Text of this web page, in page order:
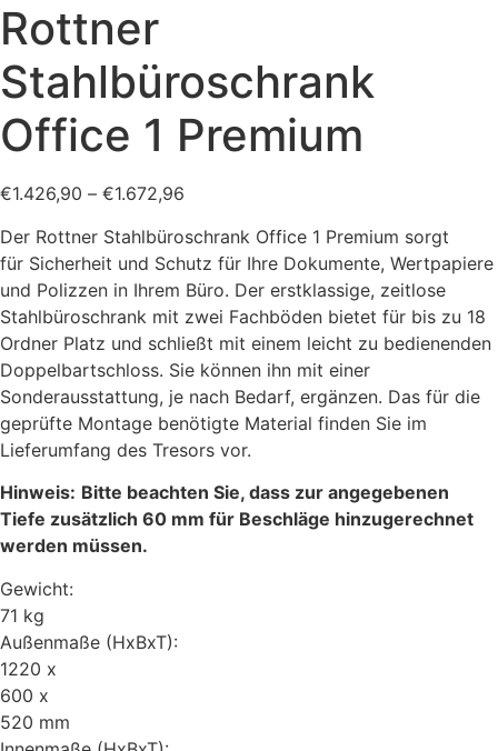
Rottner
Stahlbüroschrank
Office 1 Premium
€1.426,90 – €1.672,96
Der Rottner Stahlbüroschrank Office 1 Premium sorgt
für Sicherheit und Schutz für Ihre Dokumente, Wertpapiere
und Polizzen in Ihrem Büro. Der erstklassige, zeitlose
Stahlbüroschrank mit zwei Fachböden bietet für bis zu 18
Ordner Platz und schließt mit einem leicht zu bedienenden
Doppelbartschloss. Sie können ihn mit einer
Sonderausstattung, je nach Bedarf, ergänzen. Das für die
geprüfte Montage benötigte Material finden Sie im
Lieferumfang des Tresors vor.
Hinweis: Bitte beachten Sie, dass zur angegebenen
Tiefe zusätzlich 60 mm für Beschläge hinzugerechnet
werden müssen.
Gewicht:
71 kg
Außenmaße (HxBxT):
1220 x
600 x
520 mm